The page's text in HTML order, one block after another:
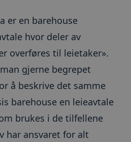
er en barehouse
hvor deler av
overføres til leietaker».
gjerne begrepet
å beskrive det samme
barehouse en leieavtale
brukes i de tilfellene
har ansvaret for alt